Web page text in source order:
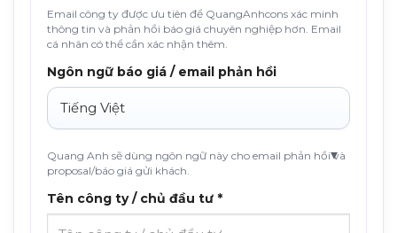
Email công ty được ưu tiên để QuangAnhcons xác minh
thông tin và phản hồi báo giá chuyên nghiệp hơn. Email
cá nhân có thể cần xác nhận thêm.
Ngôn ngữ báo giá / email phản hồi
Quang Anh sẽ dùng ngôn ngữ này cho email phản hồi và
proposal/báo giá gửi khách.
Tên công ty / chủ đầu tư *